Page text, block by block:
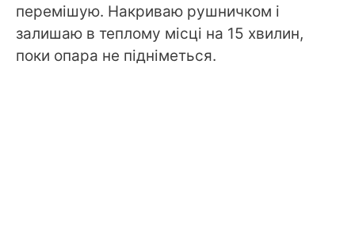
перемішую. Накриваю рушничком і
залишаю в теплому місці на 15 хвилин,
поки опара не підніметься.